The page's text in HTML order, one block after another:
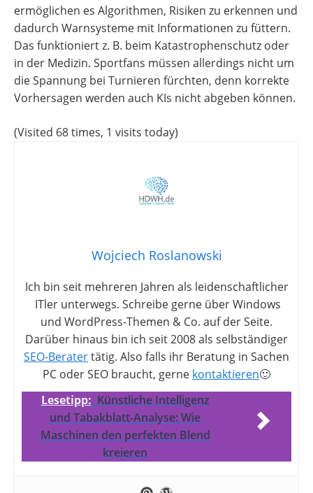
ermöglichen es Algorithmen, Risiken zu erkennen und
dadurch Warnsysteme mit Informationen zu füttern.
Das funktioniert z. B. beim Katastrophenschutz oder
in der Medizin. Sportfans müssen allerdings nicht um
die Spannung bei Turnieren fürchten, denn korrekte
Vorhersagen werden auch KIs nicht abgeben können.
(Visited 68 times, 1 visits today)
Wojciech Roslanowski
Ich bin seit mehreren Jahren als leidenschaftlicher
ITler unterwegs. Schreibe gerne über Windows
und WordPress-Themen & Co. auf der Seite.
Darüber hinaus bin ich seit 2008 als selbständiger
SEO-Beratertätig. Also falls ihr Beratung in Sachen
PC oder SEO braucht, gerne kontaktieren🙂
Lesetipp: Künstliche Intelligenz
und Tabakblatt-Analyse: Wie
Maschinen den perfekten Blend
kreieren